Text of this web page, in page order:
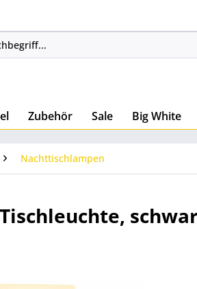
Zubehör Sale Big White
Nachttischlampen
Tischleuchte,